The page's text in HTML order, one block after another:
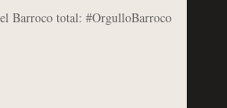
Barroco total: #OrgulloBarroco